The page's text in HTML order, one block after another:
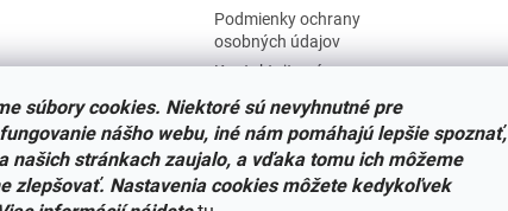
súbory cookies. Niektoré sú nevyhnutné pre
nášho webu, iné nám pomáhajú lepšie spoznať,
našich stránkach zaujalo, a vďaka tomu ich môžeme
zlepšovať. Nastavenia cookies môžete kedykoľvek
Podmienky ochrany
osobných údajov
Kontaktujte nás
Tabuľka veľkostí
Nariadenie SOI o stiahnutí
výrobkov
Reklamačný poriadok